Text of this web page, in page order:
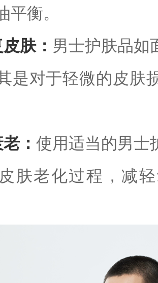
平衡。
肤： 男士护肤品如
是对于轻微的皮肤
： 使用适当的男士
肤老化过程，减